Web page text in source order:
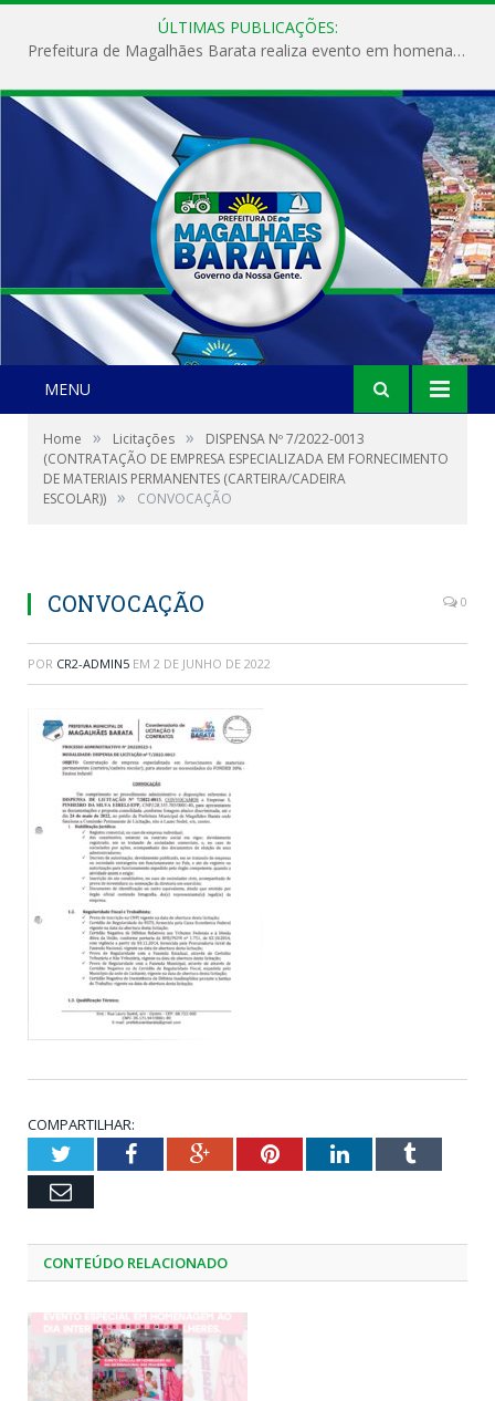
ÚLTIMAS PUBLICAÇÕES:
Prefeitura de Magalhães Barata realiza evento em homenagem ao Dia Internacional da Mulher
MENU
Home » Licitações »
DISPENSA Nº 7/2022-0013
(CONTRATAÇÃO DE EMPRESA ESPECIALIZADA EM FORNECIMENTO
DE MATERIAIS PERMANENTES (CARTEIRA/CADEIRA
ESCOLAR)) » CONVOCAÇÃO
CONVOCAÇÃO 0
POR CR2-ADMIN5 EM 2 DE JUNHO DE 2022
COMPARTILHAR:
TwitterFacebookGoogle+PinterestLinkedInTumblr
Email
CONTEÚDO RELACIONADO